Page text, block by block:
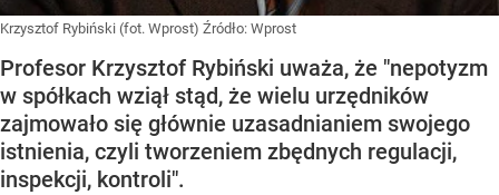
Krzysztof Rybiński (fot. Wprost) Źródło: Wprost
Profesor Krzysztof Rybiński uważa, że "nepotyzm
w spółkach wziął stąd, że wielu urzędników
zajmowało się głównie uzasadnianiem swojego
istnienia, czyli tworzeniem zbędnych regulacji,
inspekcji, kontroli".